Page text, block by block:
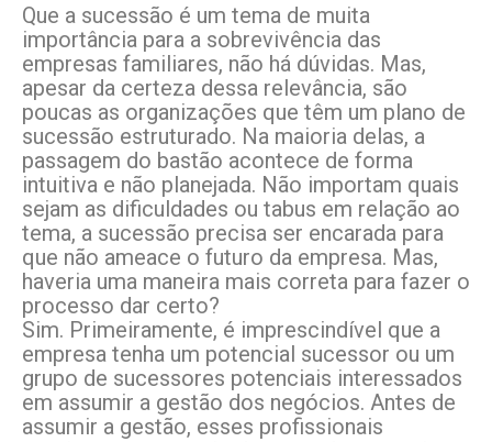
Que a sucessão é um tema de muita
importância para a sobrevivência das
empresas familiares, não há dúvidas. Mas,
apesar da certeza dessa relevância, são
poucas as organizações que têm um plano de
sucessão estruturado. Na maioria delas, a
passagem do bastão acontece de forma
intuitiva e não planejada. Não importam quais
sejam as dificuldades ou tabus em relação ao
tema, a sucessão precisa ser encarada para
que não ameace o futuro da empresa. Mas,
haveria uma maneira mais correta para fazer o
processo dar certo?
Sim. Primeiramente, é imprescindível que a
empresa tenha um potencial sucessor ou um
grupo de sucessores potenciais interessados
em assumir a gestão dos negócios. Antes de
assumir a gestão, esses profissionais